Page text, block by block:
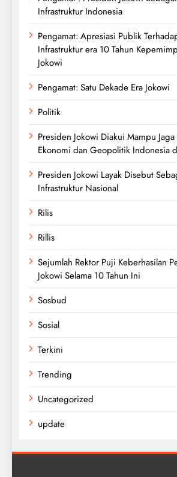
Infrastruktur Indonesia
Pengamat: Apresiasi Publik
Infrastruktur era 10 Tahun
Jokowi
Pengamat: Satu Dekade Era Jokowi
Politik
Presiden Jokowi Diakui Mampu
Ekonomi dan Geopolitik Indonesia
Presiden Jokowi Layak Disebut
Infrastruktur Nasional
Rilis
Rillis
Sejumlah Rektor Puji Keberhasilan
Jokowi Selama 10 Tahun Ini
Sosbud
Sosial
Terkini
Trending
Uncategorized
update